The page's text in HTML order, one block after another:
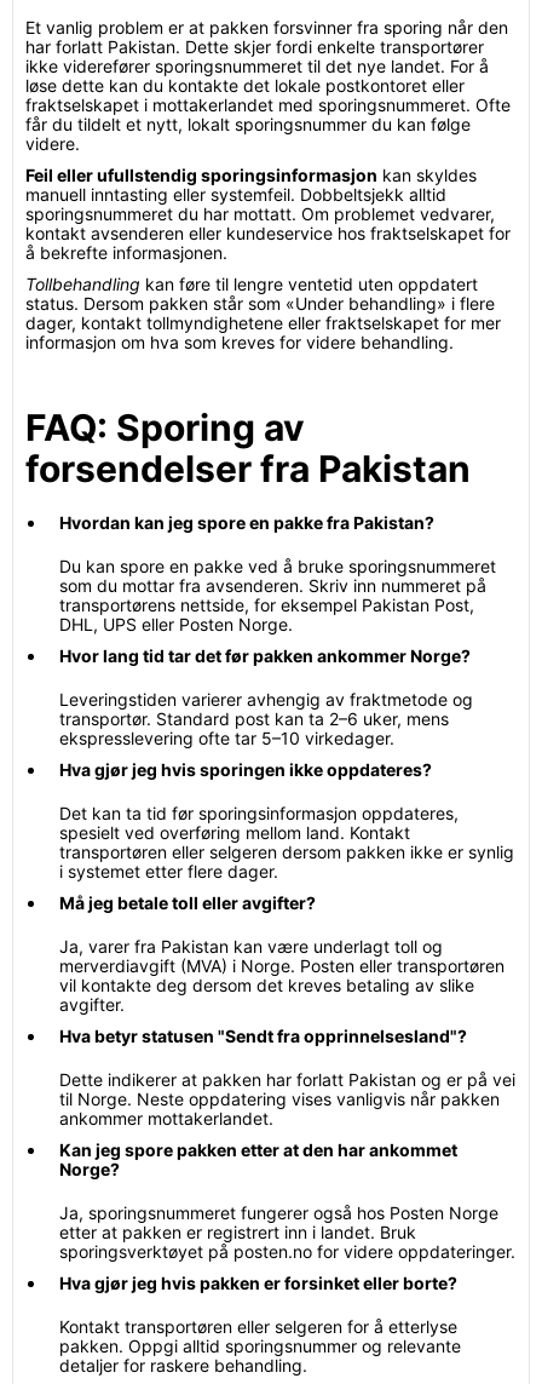
Et vanlig problem er at pakken forsvinner fra sporing når den
har forlatt Pakistan. Dette skjer fordi enkelte transportører
ikke viderefører sporingsnummeret til det nye landet. For å
løse dette kan du kontakte det lokale postkontoret eller
fraktselskapet i mottakerlandet med sporingsnummeret. Ofte
får du tildelt et nytt, lokalt sporingsnummer du kan følge
videre.
Feil eller ufullstendig sporingsinformasjon kan skyldes
manuell inntasting eller systemfeil. Dobbeltsjekk alltid
sporingsnummeret du har mottatt. Om problemet vedvarer,
kontakt avsenderen eller kundeservice hos fraktselskapet for
å bekrefte informasjonen.
Tollbehandling kan føre til lengre ventetid uten oppdatert
status. Dersom pakken står som «Under behandling» i flere
dager, kontakt tollmyndighetene eller fraktselskapet for mer
informasjon om hva som kreves for videre behandling.
FAQ: Sporing av
forsendelser fra Pakistan
Hvordan kan jeg spore en pakke fra Pakistan?
Du kan spore en pakke ved å bruke sporingsnummeret
som du mottar fra avsenderen. Skriv inn nummeret på
transportørens nettside, for eksempel Pakistan Post,
DHL, UPS eller Posten Norge.
Hvor lang tid tar det før pakken ankommer Norge?
Leveringstiden varierer avhengig av fraktmetode og
transportør. Standard post kan ta 2–6 uker, mens
ekspresslevering ofte tar 5–10 virkedager.
Hva gjør jeg hvis sporingen ikke oppdateres?
Det kan ta tid før sporingsinformasjon oppdateres,
spesielt ved overføring mellom land. Kontakt
transportøren eller selgeren dersom pakken ikke er synlig
i systemet etter flere dager.
Må jeg betale toll eller avgifter?
Ja, varer fra Pakistan kan være underlagt toll og
merverdiavgift (MVA) i Norge. Posten eller transportøren
vil kontakte deg dersom det kreves betaling av slike
avgifter.
Hva betyr statusen "Sendt fra opprinnelsesland"?
Dette indikerer at pakken har forlatt Pakistan og er på vei
til Norge. Neste oppdatering vises vanligvis når pakken
ankommer mottakerlandet.
Kan jeg spore pakken etter at den har ankommet
Norge?
Ja, sporingsnummeret fungerer også hos Posten Norge
etter at pakken er registrert inn i landet. Bruk
sporingsverktøyet på posten.no for videre oppdateringer.
Hva gjør jeg hvis pakken er forsinket eller borte?
Kontakt transportøren eller selgeren for å etterlyse
pakken. Oppgi alltid sporingsnummer og relevante
detaljer for raskere behandling.